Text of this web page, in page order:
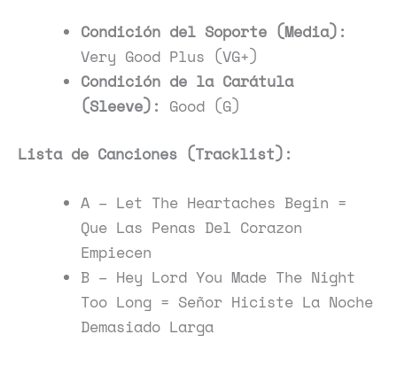
Condición del Soporte (Media):
Very Good Plus (VG+)
Condición de la Carátula
(Sleeve): Good (G)
Lista de Canciones (Tracklist):
A – Let The Heartaches Begin =
Que Las Penas Del Corazon
Empiecen
B – Hey Lord You Made The Night
Too Long = Señor Hiciste La Noche
Demasiado Larga